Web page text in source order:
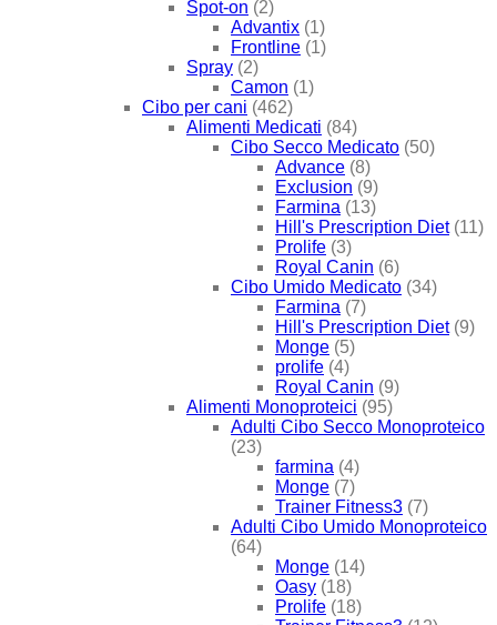
Spot-on (2)
Advantix (1)
Frontline (1)
Spray (2)
Camon (1)
Cibo per cani (462)
Alimenti Medicati (84)
Cibo Secco Medicato (50)
Advance (8)
Exclusion (9)
Farmina (13)
Hill's Prescription Diet (11)
Prolife (3)
Royal Canin (6)
Cibo Umido Medicato (34)
Farmina (7)
Hill's Prescription Diet (9)
Monge (5)
prolife (4)
Royal Canin (9)
Alimenti Monoproteici (95)
Adulti Cibo Secco Monoproteico
(23)
farmina (4)
Monge (7)
Trainer Fitness3 (7)
Adulti Cibo Umido Monoproteico
(64)
Monge (14)
Oasy (18)
Prolife (18)